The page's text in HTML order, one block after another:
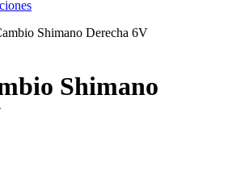
Shimano Derecha 6V
Shimano